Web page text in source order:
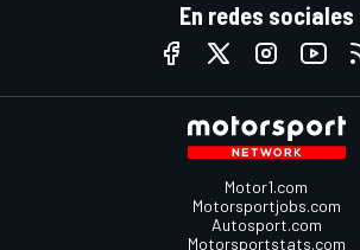
En redes sociales
Motor1.com
Motorsportjobs.com
Autosport.com
Motorsportstats.com